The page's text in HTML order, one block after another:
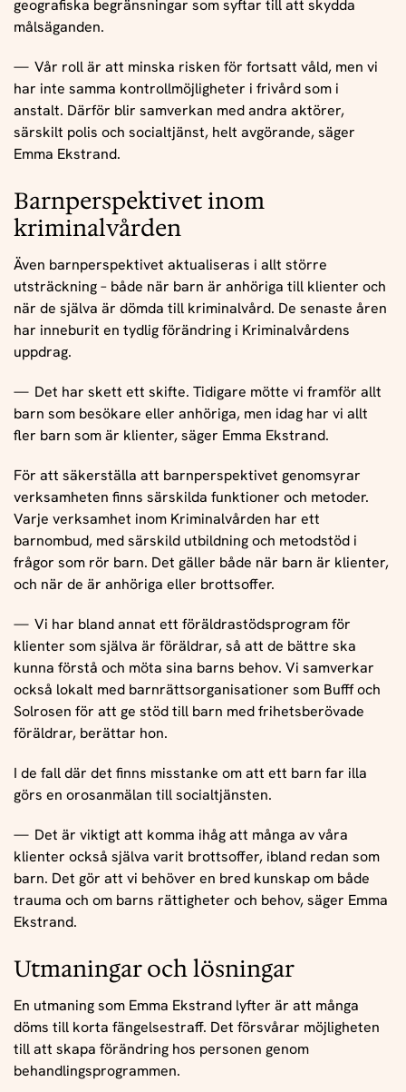
geografiska begränsningar som syftar till att skydda
målsäganden.
Vår roll är att minska risken för fortsatt våld, men vi
har inte samma kontrollmöjligheter i frivård som i
anstalt. Därför blir samverkan med andra aktörer,
särskilt polis och socialtjänst, helt avgörande, säger
Emma Ekstrand.
Barnperspektivet inom
kriminalvården
Även barnperspektivet aktualiseras i allt större
utsträckning – både när barn är anhöriga till klienter och
när de själva är dömda till kriminalvård. De senaste åren
har inneburit en tydlig förändring i Kriminalvårdens
uppdrag.
Det har skett ett skifte. Tidigare mötte vi framför allt
barn som besökare eller anhöriga, men idag har vi allt
fler barn som är klienter, säger Emma Ekstrand.
För att säkerställa att barnperspektivet genomsyrar
verksamheten finns särskilda funktioner och metoder.
Varje verksamhet inom Kriminalvården har ett
barnombud, med särskild utbildning och metodstöd i
frågor som rör barn. Det gäller både när barn är klienter,
och när de är anhöriga eller brottsoffer.
Vi har bland annat ett föräldrastödsprogram för
klienter som själva är föräldrar, så att de bättre ska
kunna förstå och möta sina barns behov. Vi samverkar
också lokalt med barnrättsorganisationer som Bufff och
Solrosen för att ge stöd till barn med frihetsberövade
föräldrar, berättar hon.
I de fall där det finns misstanke om att ett barn far illa
görs en orosanmälan till socialtjänsten.
Det är viktigt att komma ihåg att många av våra
klienter också själva varit brottsoffer, ibland redan som
barn. Det gör att vi behöver en bred kunskap om både
trauma och om barns rättigheter och behov, säger Emma
Ekstrand.
Utmaningar och lösningar
En utmaning som Emma Ekstrand lyfter är att många
döms till korta fängelsestraff. Det försvårar möjligheten
till att skapa förändring hos personen genom
behandlingsprogrammen.